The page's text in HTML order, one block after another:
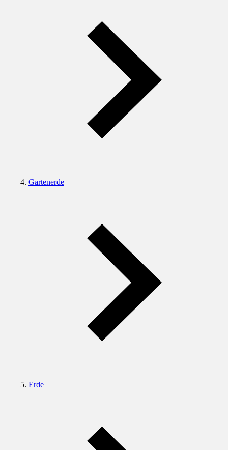
Gartenerde
Erde